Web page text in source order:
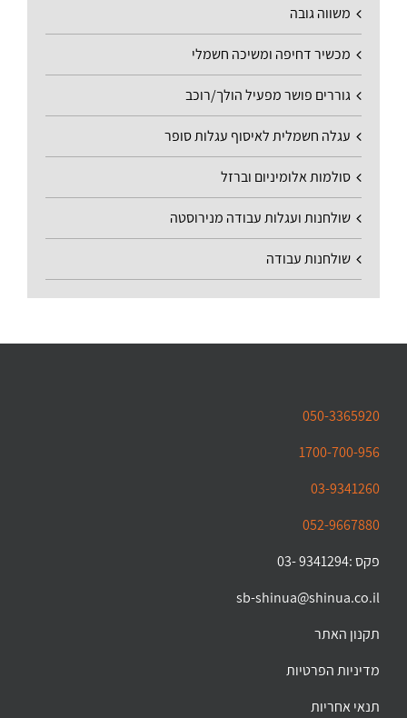
משווה גובה
מכשיר דחיפה ומשיכה חשמלי
גוררים פושר מפעיל הולך/רוכב
עגלה חשמלית לאיסוף עגלות סופר
סולמות אלומיניום וברזל
שולחנות ועגלות עבודה מנירוסטה
שולחנות עבודה
050-3365920
1700-700-956
03-9341260
052-9667880
פקס :9341294 -03
sb-shinua@shinua.co.il
תקנון האתר
מדיניות הפרטיות
תנאי אחריות